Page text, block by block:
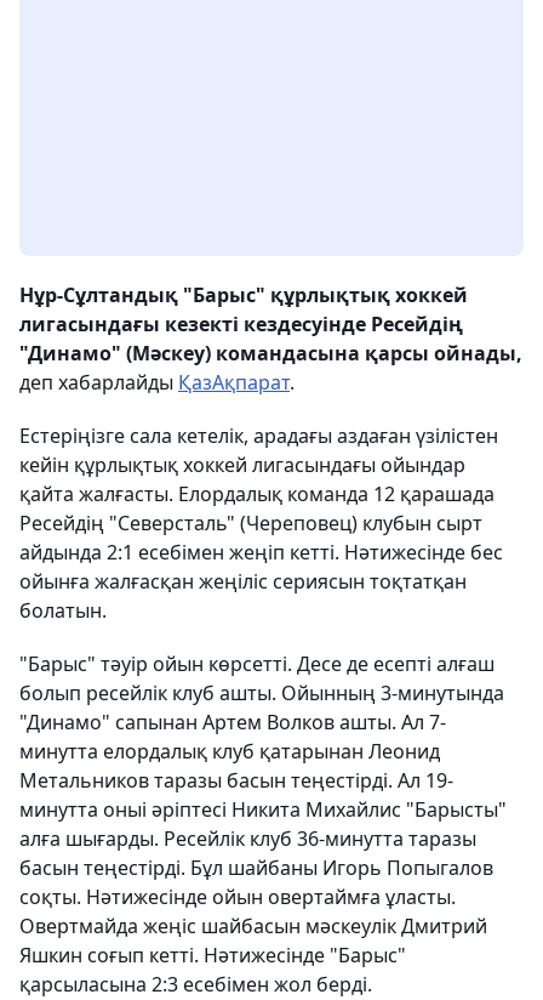
Нұр-Сұлтандық "Барыс" құрлықтық хоккей
лигасындағы кезекті кездесуінде Ресейдің
"Динамо" (Мәскеу) командасына қарсы ойнады,
деп хабарлайды ҚазАқпарат.
Естеріңізге сала кетелік, арадағы аздаған үзілістен
кейін құрлықтық хоккей лигасындағы ойындар
қайта жалғасты. Елордалық команда 12 қарашада
Ресейдің "Северсталь" (Череповец) клубын сырт
айдында 2:1 есебімен жеңіп кетті. Нәтижесінде бес
ойынға жалғасқан жеңіліс сериясын тоқтатқан
болатын.
"Барыс" тәуір ойын көрсетті. Десе де есепті алғаш
болып ресейлік клуб ашты. Ойынның 3-минутында
"Динамо" сапынан Артем Волков ашты. Ал 7-
минутта елордалық клуб қатарынан Леонид
Метальников таразы басын теңестірді. Ал 19-
минутта оныі әріптесі Никита Михайлис "Барысты"
алға шығарды. Ресейлік клуб 36-минутта таразы
басын теңестірді. Бұл шайбаны Игорь Попыгалов
соқты. Нәтижесінде ойын овертаймға ұласты.
Овертмайда жеңіс шайбасын мәскеулік Дмитрий
Яшкин соғып кетті. Нәтижесінде "Барыс"
қарсыласына 2:3 есебімен жол берді.